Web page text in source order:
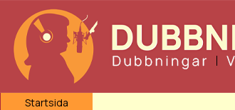
Startsida